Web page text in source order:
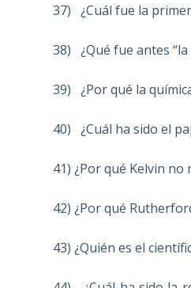
37) ¿Cuál fue la
38) ¿Qué fue antes “la
39) ¿Por qué la
40) ¿Cuál ha sido el
41) ¿Por qué Kelvin no
42) ¿Por qué
43) ¿Quién es el